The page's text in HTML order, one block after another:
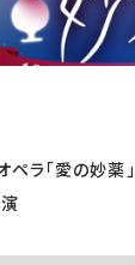
ペラ「愛の妙